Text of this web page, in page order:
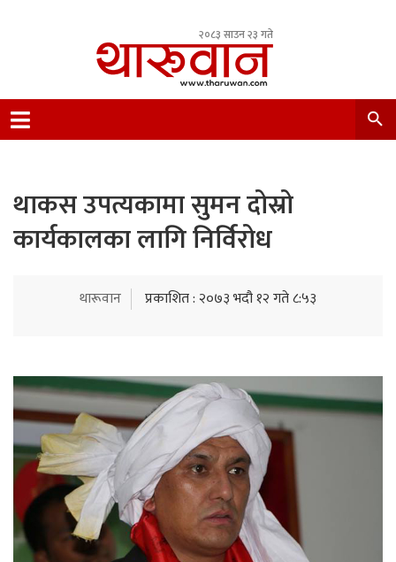
२०८३ साउन २३ गते
Nepal.
थाकस उपत्यकामा सुमन दोस्रो
कार्यकालका लागि निर्विरोध
थारूवान प्रकाशित : २०७३ भदौ १२ गते ८:५३